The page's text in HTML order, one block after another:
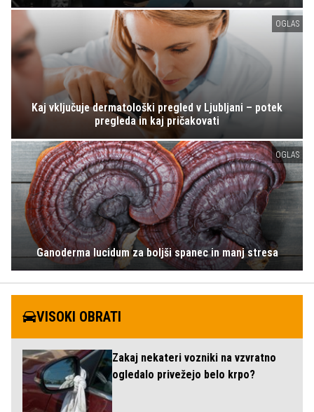
OGLAS
Kaj vključuje dermatološki pregled v Ljubljani – potek
pregleda in kaj pričakovati
OGLAS
Ganoderma lucidum za boljši spanec in manj stresa
VISOKI OBRATI
Zakaj nekateri vozniki na vzvratno
ogledalo privežejo belo krpo?